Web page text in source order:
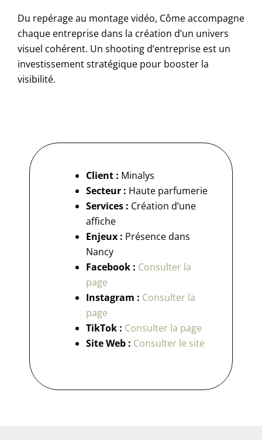
Du repérage au montage vidéo, Côme accompagne
chaque entreprise dans la création d’un univers
visuel cohérent. Un shooting d’entreprise est un
investissement stratégique pour booster la
visibilité.
Client : Minalys
Secteur : Haute parfumerie
Services : Création d’une
affiche
Enjeux : Présence dans
Nancy
Facebook : Consulter la
page
Instagram : Consulter la
page
TikTok : Consulter la page
Site Web : Consulter le site